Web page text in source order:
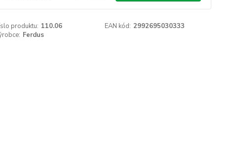
produktu: 110.06 EAN kód: 2992695030333
Ferdus